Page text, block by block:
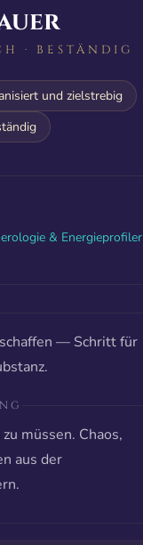
· BESTÄNDIG
und zielstrebig
& Energieprofiler
— Schritt für
müssen. Chaos,
aus der